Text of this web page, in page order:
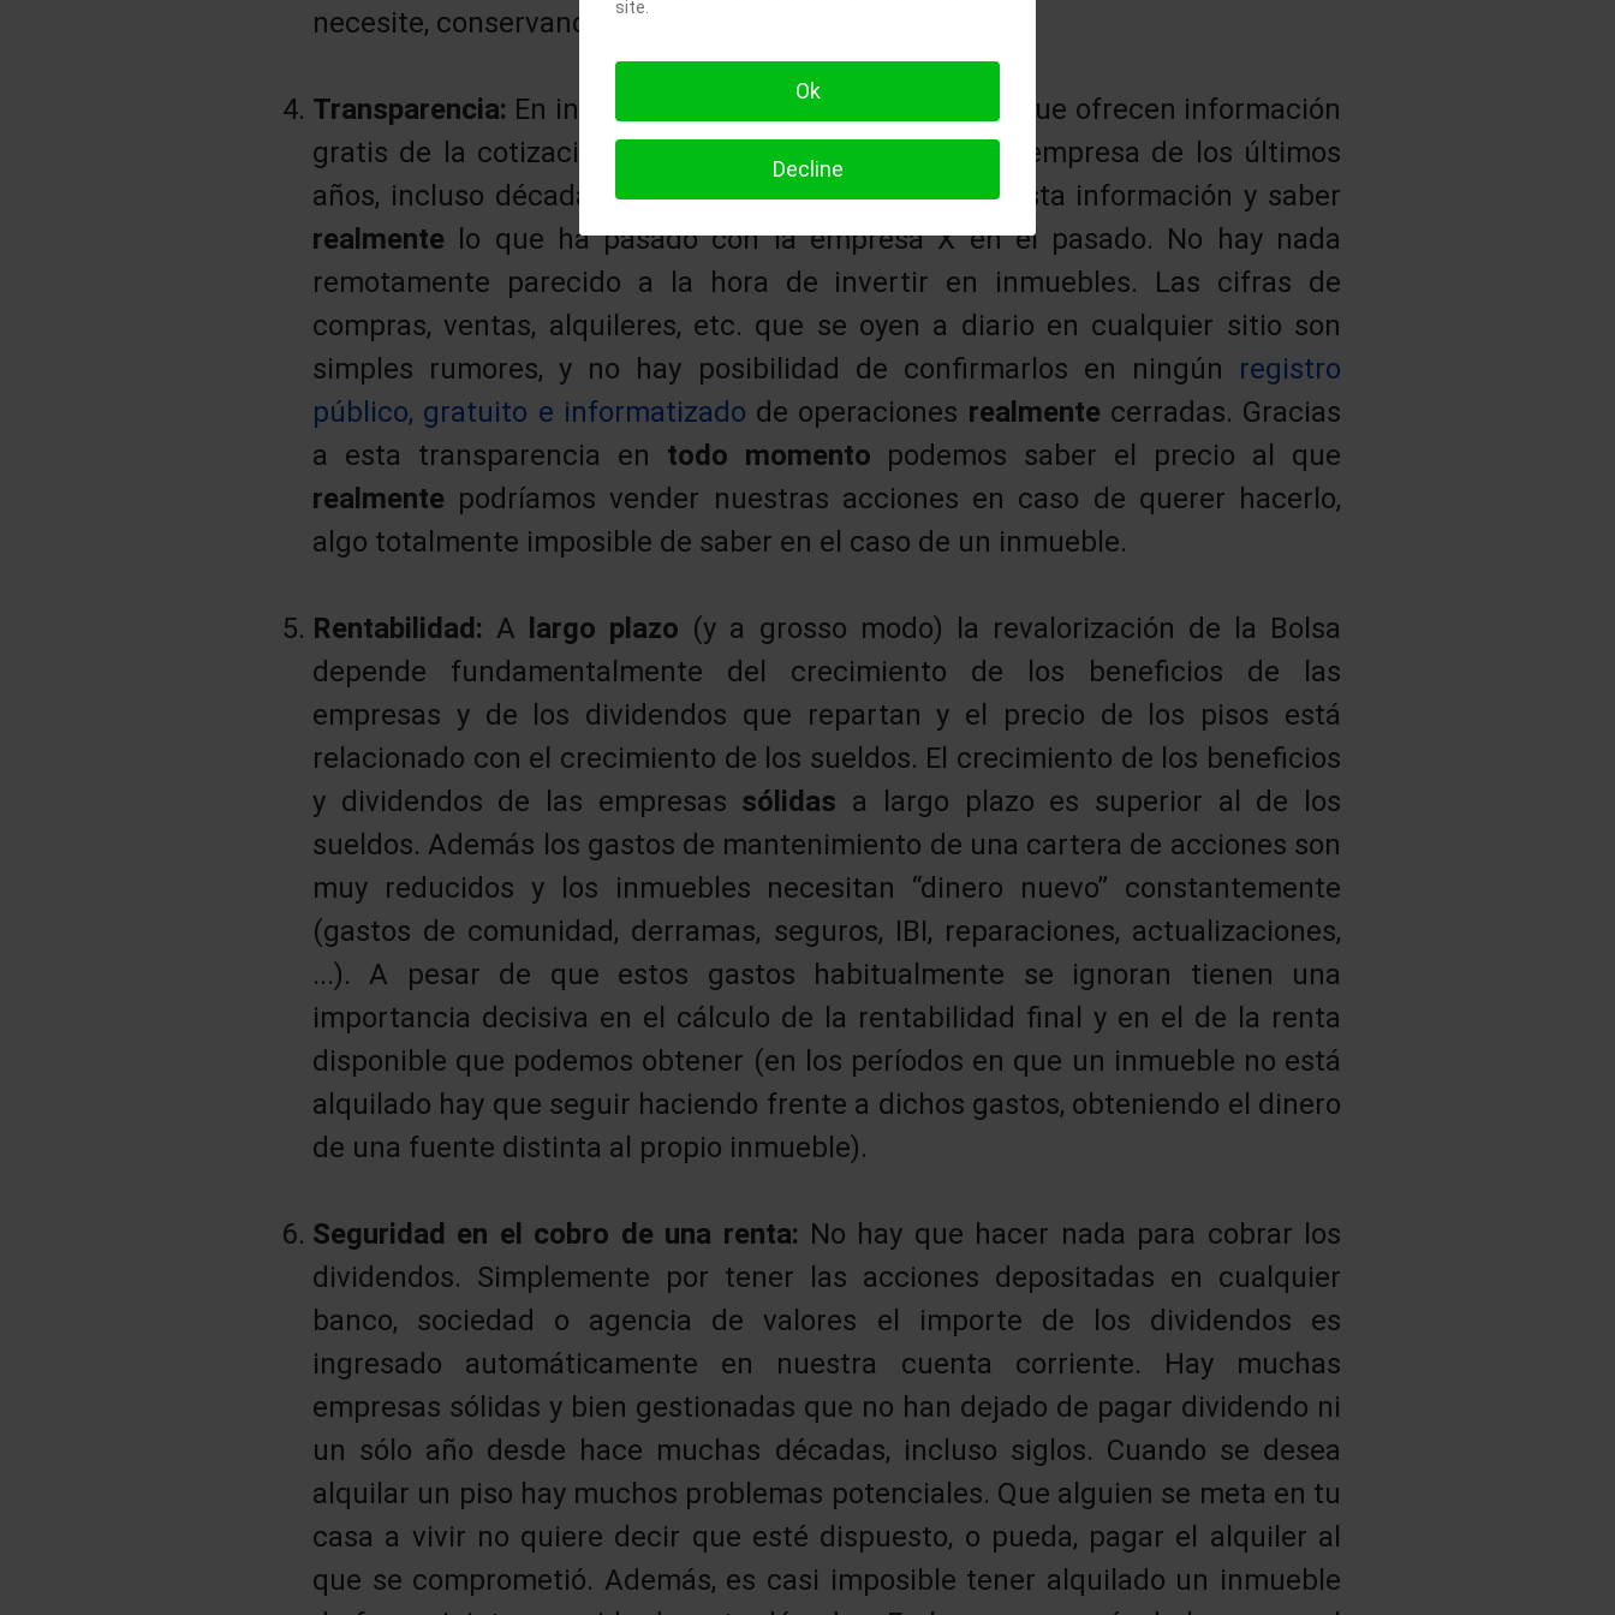
necesite, conservando el resto.
Transparencia: En internet hay multitud de sitios web que ofrecen información
gratis de la cotización y los dividendos de cualquier empresa de los últimos
años, incluso décadas. Cualquiera puede acceder a esta información y saber
realmente lo que ha pasado con la empresa X en el pasado. No hay nada
remotamente parecido a la hora de invertir en inmuebles. Las cifras de
compras, ventas, alquileres, etc. que se oyen a diario en cualquier sitio son
simples rumores, y no hay posibilidad de confirmarlos en ningún registro
público, gratuito e informatizado de operaciones realmente cerradas. Gracias
a esta transparencia en todo momento podemos saber el precio al que
realmente podríamos vender nuestras acciones en caso de querer hacerlo,
algo totalmente imposible de saber en el caso de un inmueble.
Rentabilidad:A largo plazo (y a grosso modo) la revalorización de la Bolsa
depende fundamentalmente del crecimiento de los beneficios de las
empresas y de los dividendos que repartan y el precio de los pisos está
relacionado con el crecimiento de los sueldos. El crecimiento de los beneficios
y dividendos de las empresas sólidas a largo plazo es superior al de los
sueldos. Además los gastos de mantenimiento de una cartera de acciones son
muy reducidos y los inmuebles necesitan “dinero nuevo” constantemente
(gastos de comunidad, derramas, seguros, IBI, reparaciones, actualizaciones,
...). A pesar de que estos gastos habitualmente se ignoran tienen una
importancia decisiva en el cálculo de la rentabilidad final y en el de la renta
disponible que podemos obtener (en los períodos en que un inmueble no está
alquilado hay que seguir haciendo frente a dichos gastos, obteniendo el dinero
de una fuente distinta al propio inmueble).
Seguridad en el cobro de una renta: No hay que hacer nada para cobrar los
dividendos. Simplemente por tener las acciones depositadas en cualquier
banco, sociedad o agencia de valores el importe de los dividendos es
ingresado automáticamente en nuestra cuenta corriente. Hay muchas
empresas sólidas y bien gestionadas que no han dejado de pagar dividendo ni
un sólo año desde hace muchas décadas, incluso siglos. Cuando se desea
alquilar un piso hay muchos problemas potenciales. Que alguien se meta en tu
casa a vivir no quiere decir que esté dispuesto, o pueda, pagar el alquiler al
que se comprometió. Además, es casi imposible tener alquilado un inmueble
site.
Ok
Decline